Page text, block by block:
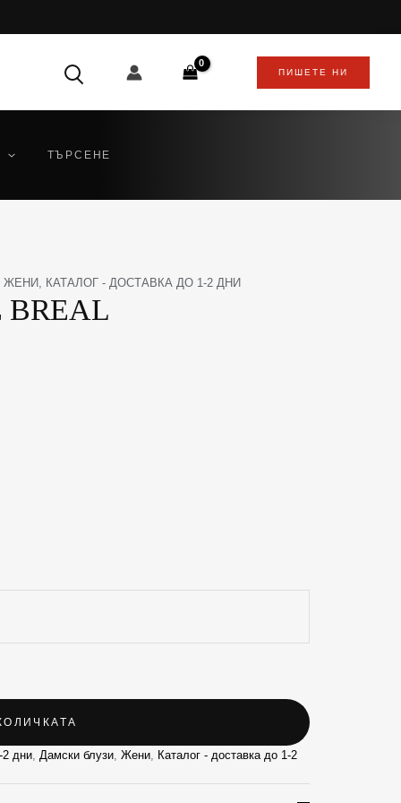
ПИШЕТЕ НИ
ТЪРСЕНЕ
ЖЕНИ, КАТАЛОГ - ДОСТАВКА ДО 1-2 ДНИ
2 дни, Дамски блузи, Жени, Каталог - доставка до 1-2